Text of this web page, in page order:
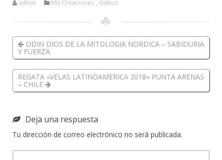
admin Mis Creaciones , Videos
ODIN DIOS DE LA MITOLOGIA NORDICA – SABIDURIA
Y FUERZA
REGATA «VELAS LATINOAMERICA 2018» PUNTA ARENAS
– CHILE
Deja una respuesta
Tu dirección de correo electrónico no será publicada.